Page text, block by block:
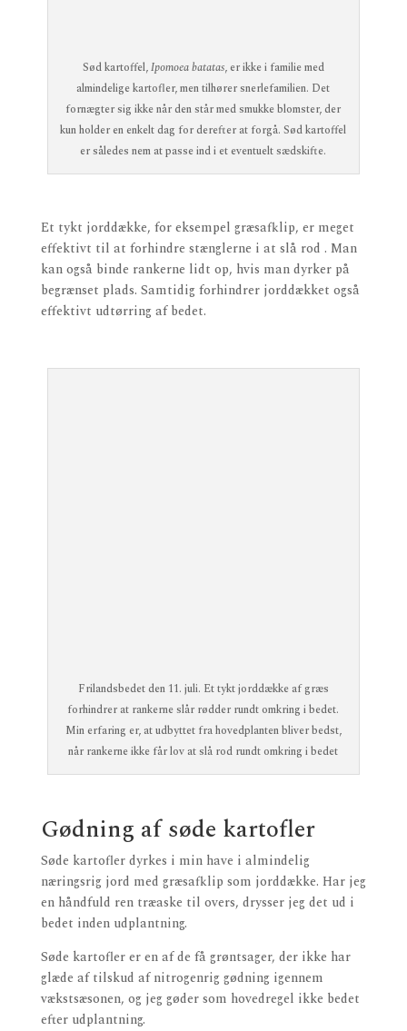
Sød kartoffel,Ipomoea batatas, er ikke i familie med
almindelige kartofler, men tilhører snerlefamilien. Det
fornægter sig ikke når den står med smukke blomster, der
kun holder en enkelt dag for derefter at forgå. Sød kartoffel
er således nem at passe ind i et eventuelt sædskifte.
Et tykt jorddække, for eksempel græsafklip, er meget
effektivt til at forhindre stænglerne i at slå rod . Man
kan også binde rankerne lidt op, hvis man dyrker på
begrænset plads. Samtidig forhindrer jorddækket også
effektivt udtørring af bedet.
Frilandsbedet den 11. juli. Et tykt jorddække af græs
forhindrer at rankerne slår rødder rundt omkring i bedet.
Min erfaring er, at udbyttet fra hovedplanten bliver bedst,
når rankerne ikke får lov at slå rod rundt omkring i bedet
Gødning af søde kartofler
Søde kartofler dyrkes i min have i almindelig
næringsrig jord med græsafklip som jorddække. Har jeg
en håndfuld ren træaske til overs, drysser jeg det ud i
bedet inden udplantning.
Søde kartofler er en af de få grøntsager, der ikke har
glæde af tilskud af nitrogenrig gødning igennem
vækstsæsonen, og jeg gøder som hovedregel ikke bedet
efter udplantning.